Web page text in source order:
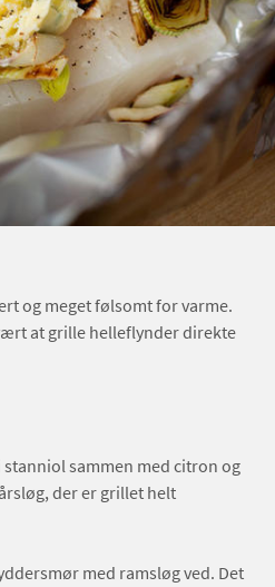
og meget følsomt for varme.
at grille helleflynder direkte
sammen med citron og
der er grillet helt
med ramsløg ved. Det